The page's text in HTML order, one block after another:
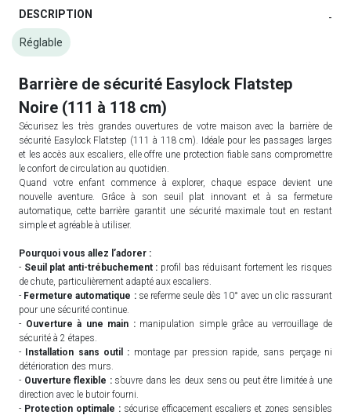
DESCRIPTION -
Réglable
Barrière de sécurité Easylock Flatstep
Noire (111 à 118 cm)
Sécurisez les très grandes ouvertures de votre maison avec la barrière de
sécurité Easylock Flatstep (111 à 118 cm). Idéale pour les passages larges
et les accès aux escaliers, elle offre une protection fiable sans compromettre
le confort de circulation au quotidien.
Quand votre enfant commence à explorer, chaque espace devient une
nouvelle aventure. Grâce à son seuil plat innovant et à sa fermeture
automatique, cette barrière garantit une sécurité maximale tout en restant
simple et agréable à utiliser.
Pourquoi vous allez l’adorer :
- Seuil plat anti-trébuchement : profil bas réduisant fortement les risques
de chute, particulièrement adapté aux escaliers.
- Fermeture automatique :se referme seule dès 10° avec un clic rassurant
pour une sécurité continue.
- Ouverture à une main :manipulation simple grâce au verrouillage de
sécurité à 2 étapes.
- Installation sans outil : montage par pression rapide, sans perçage ni
détérioration des murs.
- Ouverture flexible :s’ouvre dans les deux sens ou peut être limitée à une
direction avec le butoir fourni.
- Protection optimale : sécurise efficacement escaliers et zones sensibles